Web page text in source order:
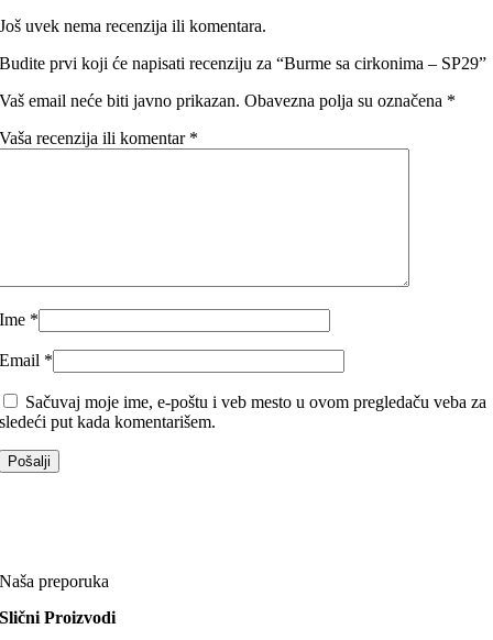
Još uvek nema recenzija ili komentara.
Budite prvi koji će napisati recenziju za “Burme sa cirkonima – SP29”
Vaš email neće biti javno prikazan. Obavezna polja su označena *
Vaša recenzija ili komentar *
Ime *
Email *
Sačuvaj moje ime, e-poštu i veb mesto u ovom pregledaču veba za
sledeći put kada komentarišem.
Naša preporuka
Slični Proizvodi